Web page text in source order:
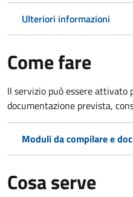
Ulteriori informazioni
Come fare
Il servizio può essere
documentazione prevista,
Moduli da compilare e
Cosa serve